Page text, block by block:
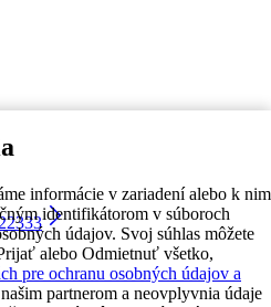
informácie v zariadení alebo k nim
identifikátorom v súboroch
údajov. Svoj súhlas môžete
alebo Odmietnuť všetko,
pre ochranu osobných údajov a
partnerom a neovplyvnia údaje